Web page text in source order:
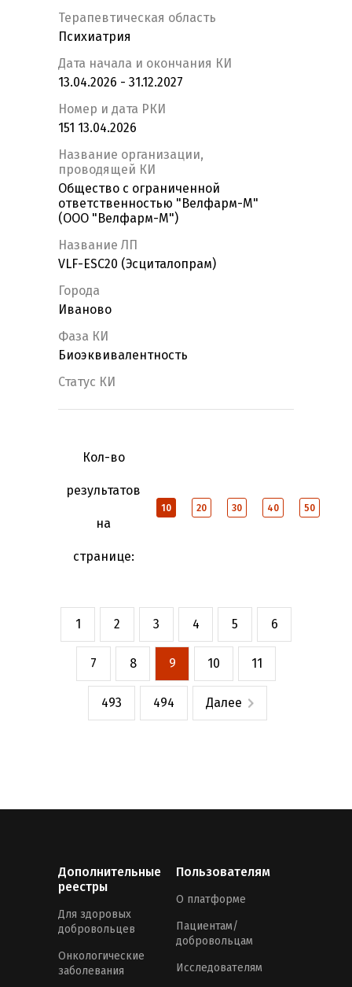
Терапевтическая область
Психиатрия
Дата начала и окончания КИ
13.04.2026 - 31.12.2027
Номер и дата РКИ
151 13.04.2026
Название организации,
проводящей КИ
Общество с ограниченной
ответственностью "Велфарм-М"
(ООО "Велфарм-М")
Название ЛП
VLF-ESC20 (Эсциталопрам)
Города
Иваново
Фаза КИ
Биоэквивалентность
Статус КИ
Кол-во
результатов
на
странице:
10 20 30 40 50
1 2 3 4 5 6
7 8 9 10 11
493 494 Далее
Дополнительные
реестры
Для здоровых
добровольцев
Онкологические
заболевания
Пользователям
О платформе
Пациентам/
добровольцам
Исследователям